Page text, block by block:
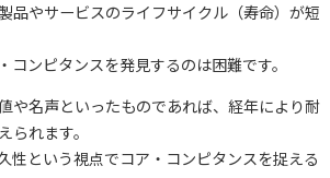
品やサービスのライフサイクル（寿命）が短
コンピタンスを発見するのは困難です。
や名声といったものであれば、経年により耐
られます。
性という視点でコア・コンピタンスを捉える